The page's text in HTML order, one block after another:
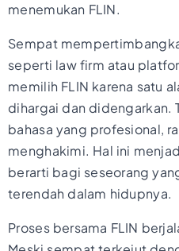
menemukan FLIN.
Sempat
seperti law firm atau
memilih FLIN karena satu
dihargai dan didengarkan.
bahasa yang profesional,
menghakimi. Hal ini
berarti bagi seseorang
terendah dalam hidupnya.
Proses bersama FLIN